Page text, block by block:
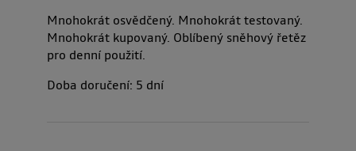
Mnohokrát osvědčený. Mnohokrát testovaný.
Mnohokrát kupovaný. Oblíbený sněhový řetěz
pro denní použití.
Doba doručení: 5 dní